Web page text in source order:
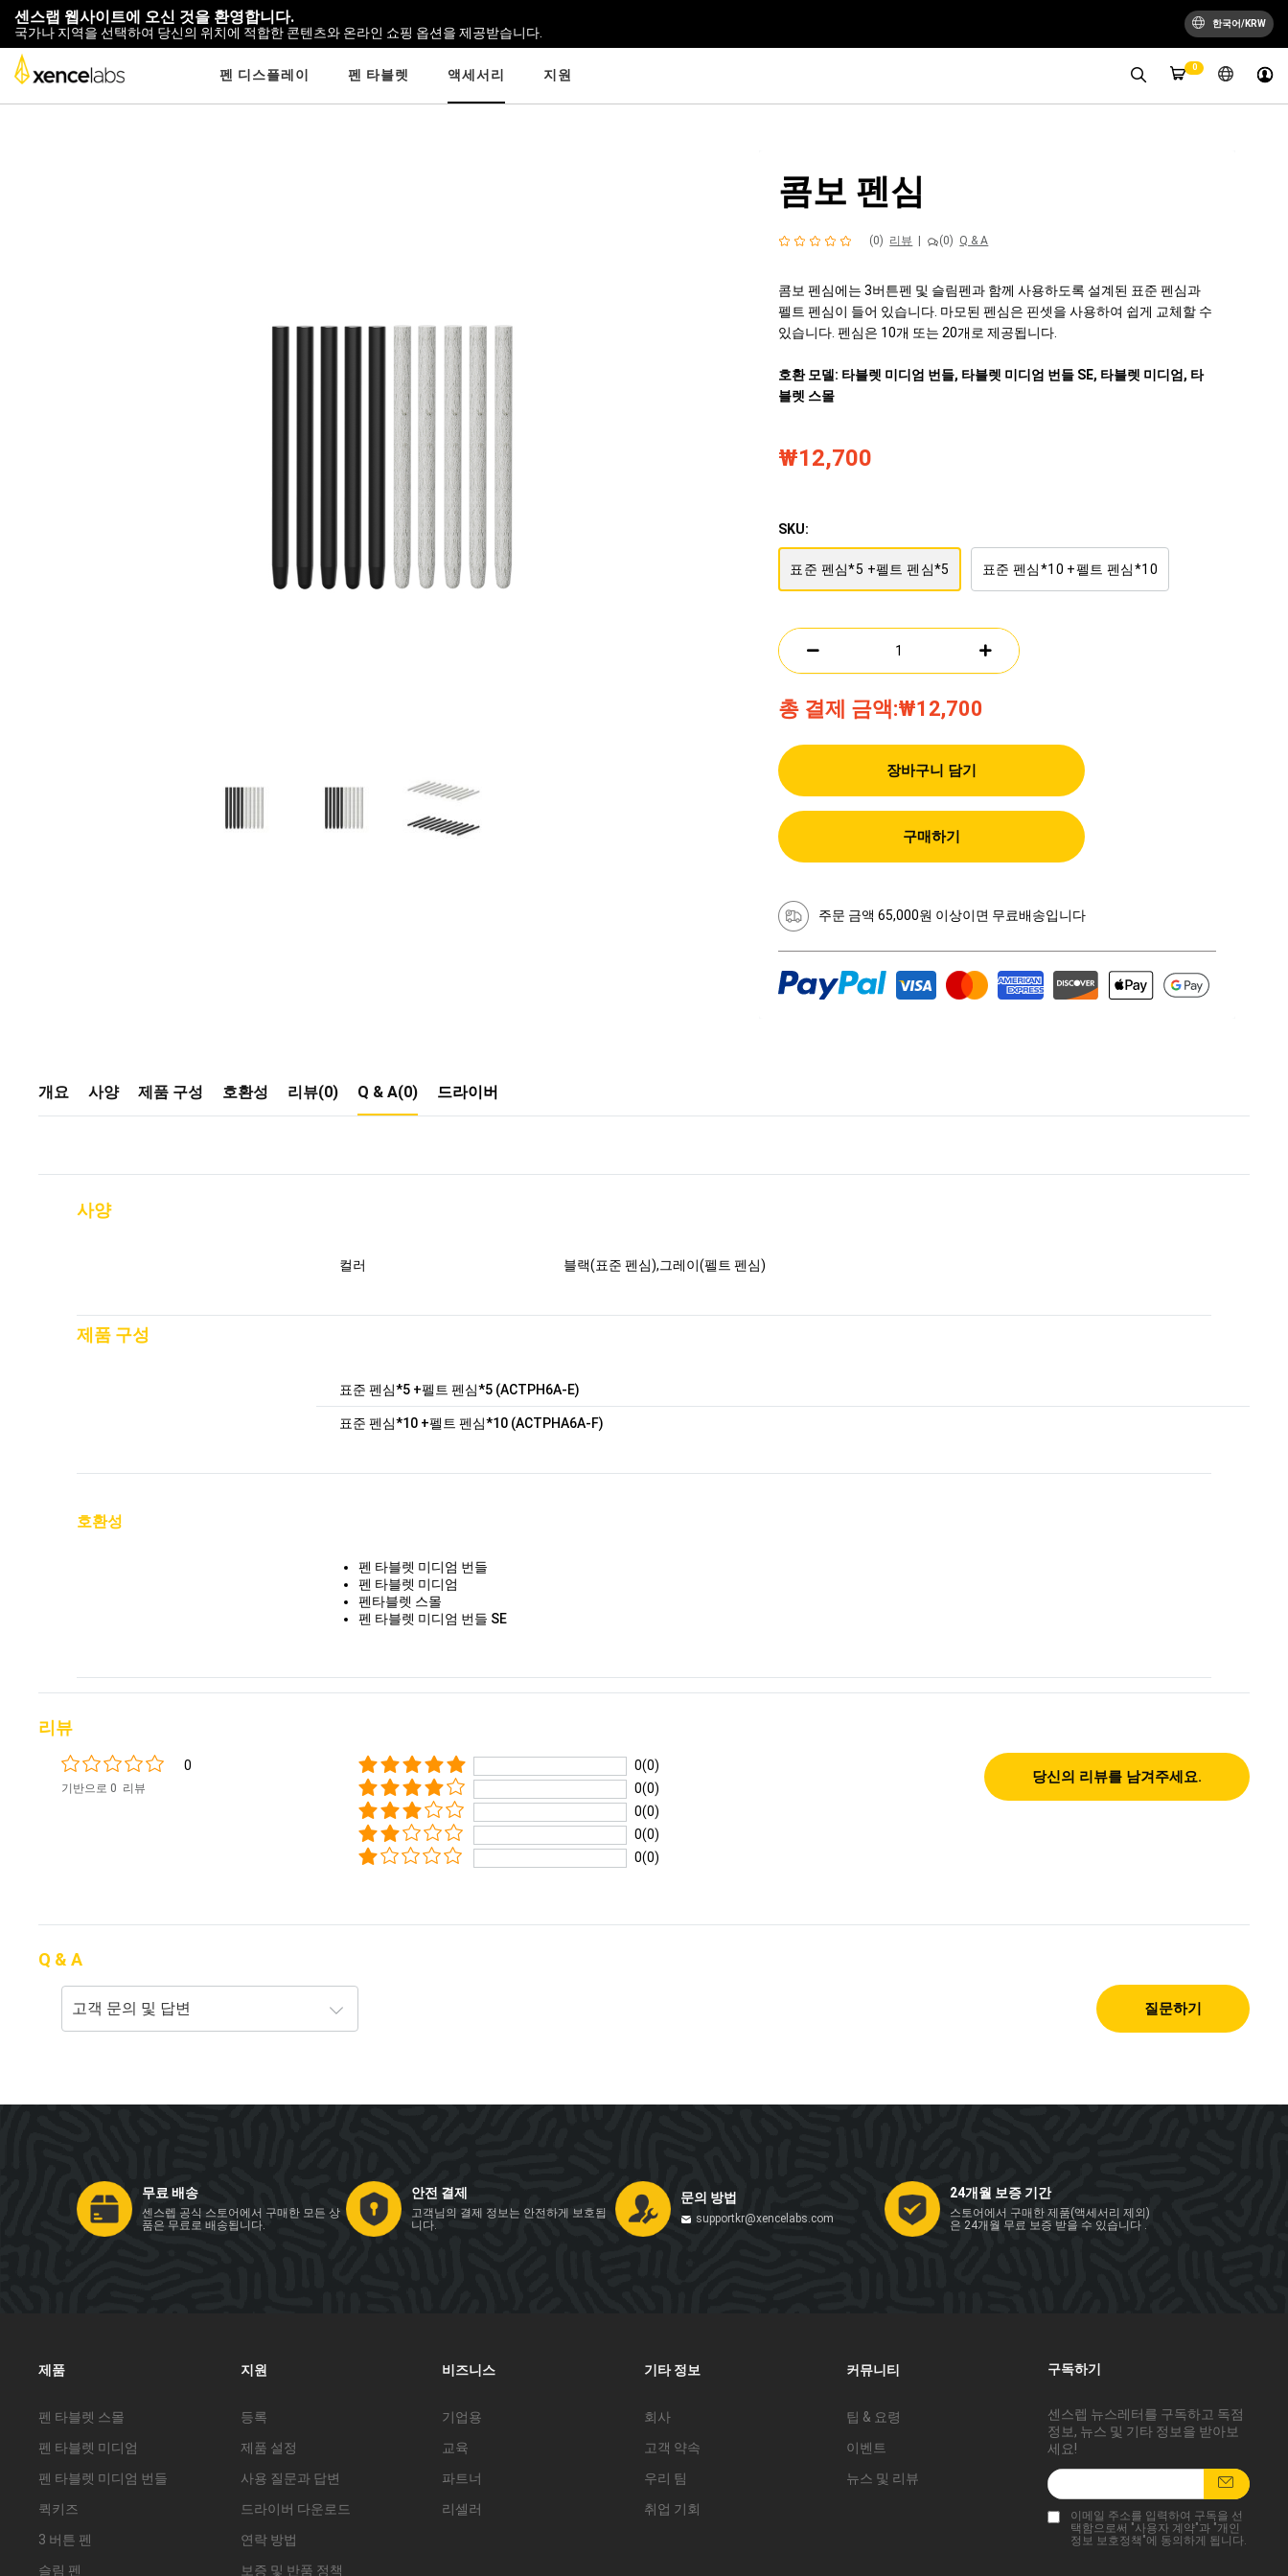
센스랩 웹사이트에 오신 것을 환영합니다.
국가나 지역을 선택하여 당신의 위치에 적합한 콘텐츠와 온라인 쇼핑 옵션을 제공받습니다.
한국어/KRW
펜 디스플레이 펜 타블렛 액세서리 지원 0
콤보 펜심
(0) 리뷰 (0) Q & A
콤보 펜심에는 3버튼펜 및 슬림펜과 함께 사용하도록 설계된 표준 펜심과
펠트 펜심이 들어 있습니다. 마모된 펜심은 핀셋을 사용하여 쉽게 교체할 수
있습니다. 펜심은 10개 또는 20개로 제공됩니다.
호환 모델: 타블렛 미디엄 번들, 타블렛 미디엄 번들 SE, 타블렛 미디엄, 타
블렛 스몰
₩12,700
SKU:
표준 펜심*5 +펠트 펜심*5 표준 펜심*10 +펠트 펜심*10
총 결제 금액:₩12,700
장바구니 담기
구매하기
주문 금액 65,000원 이상이면 무료배송입니다
개요 사양 제품 구성 호환성 리뷰(0) Q & A(0) 드라이버
사양
컬러 블랙(표준 펜심),그레이(펠트 펜심)
제품 구성
표준 펜심*5 +펠트 펜심*5 (ACTPH6A-E)
표준 펜심*10 +펠트 펜심*10 (ACTPHA6A-F)
호환성
펜 타블렛 미디엄 번들
펜 타블렛 미디엄
펜타블렛 스몰
펜 타블렛 미디엄 번들 SE
리뷰
0
기반으로 0 리뷰
0(0)
0(0)
0(0)
0(0)
0(0)
당신의 리뷰를 남겨주세요.
Q & A
질문하기
무료 배송
센스렙 공식 스토어에서 구매한 모든 상
품은 무료로 배송됩니다.
안전 결제
고객님의 결제 정보는 안전하게 보호됩
니다.
문의 방법
supportkr@xencelabs.com
24개월 보증 기간
스토어에서 구매한 제품(액세서리 제외)
은 24개월 무료 보증 받을 수 있습니다 .
구독하기
센스렙 뉴스레터를 구독하고 독점
정보, 뉴스 및 기타 정보을 받아보
세요!
이메일 주소를 입력하여 구독을 선
택함으로써 "사용자 계약"과 "개인
정보 보호정책 "에 동의하게 됩니다.
제품
펜 타블렛 스몰
펜 타블렛 미디엄
펜 타블렛 미디엄 번들
퀵키즈
3 버튼 펜
슬림 펜
지원
등록
제품 설정
사용 질문과 답변
드라이버 다운로드
연락 방법
보증 및 반품 정책
비즈니스
기업용
교육
파트너
리셀러
기타 정보
회사
고객 약속
우리 팀
취업 기회
커뮤니티
팁 & 요령
이벤트
뉴스 및 리뷰